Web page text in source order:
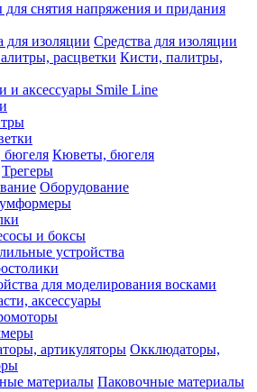
снятия напряжения и придания
Средства для изоляции
Кисти, палитры,
и аксессуары Smile Line
Кюветы, бюгеля
Трегеры
Оборудование
и боксы
устройства
для моделирования восками
аксессуары
Окклюдаторы,
Паковочные материалы